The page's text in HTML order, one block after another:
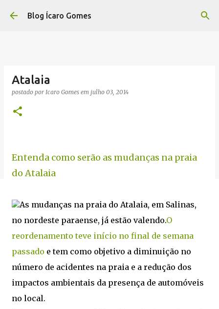
Pular para o conteúdo principal
Blog Ícaro Gomes
Atalaia
postado por Icaro Gomes em julho 03, 2014
Entenda como serão as mudanças na praia
do Atalaia
As mudanças na praia do Atalaia, em Salinas,
no nordeste paraense, já estão valendo.O
reordenamento teve início no final de semana
passado e tem como objetivo a diminuição no
número de acidentes na praia e a redução dos
impactos ambientais da presença de automóveis
no local.